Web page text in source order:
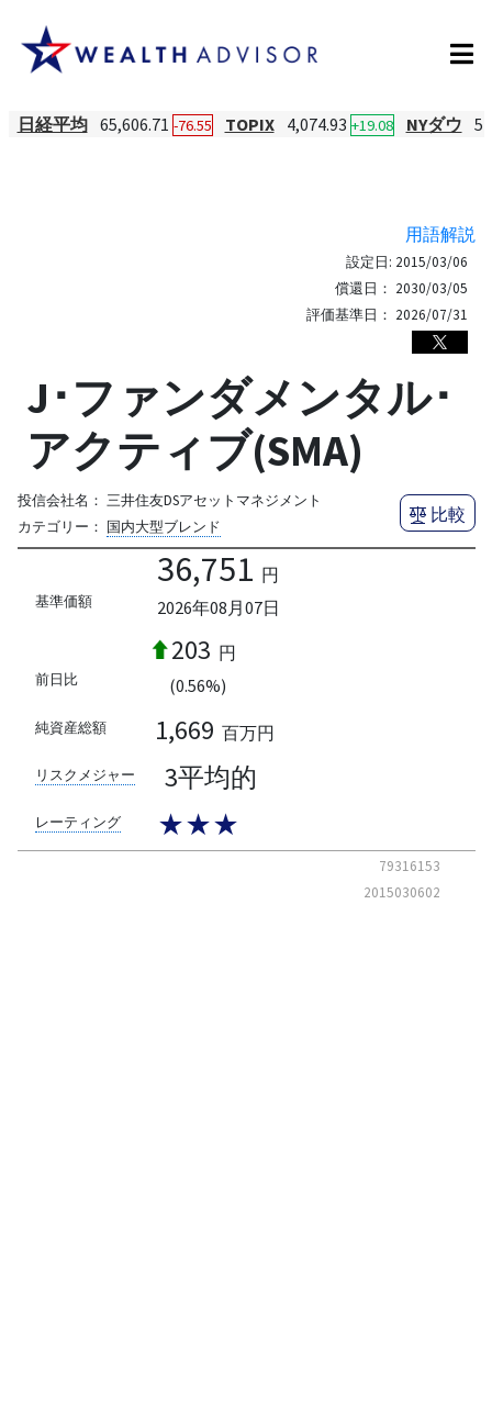
日経平均 65,606.71 -76.55 TOPIX 4,074.93 +19.08 NYダウ
用語解説
設定日: 2015/03/06
償還日： 2030/03/05
評価基準日： 2026/07/31
J･ファンダメンタル･
アクティブ(SMA)
投信会社名： 三井住友DSアセットマネジメント
カテゴリー： 国内大型ブレンド
比較
基準価額
36,751 円
2026年08月07日
前日比
203 円
(0.56%)
純資産総額 1,669 百万円
リスクメジャー 3平均的
レーティング ★★★
79316153
2015030602